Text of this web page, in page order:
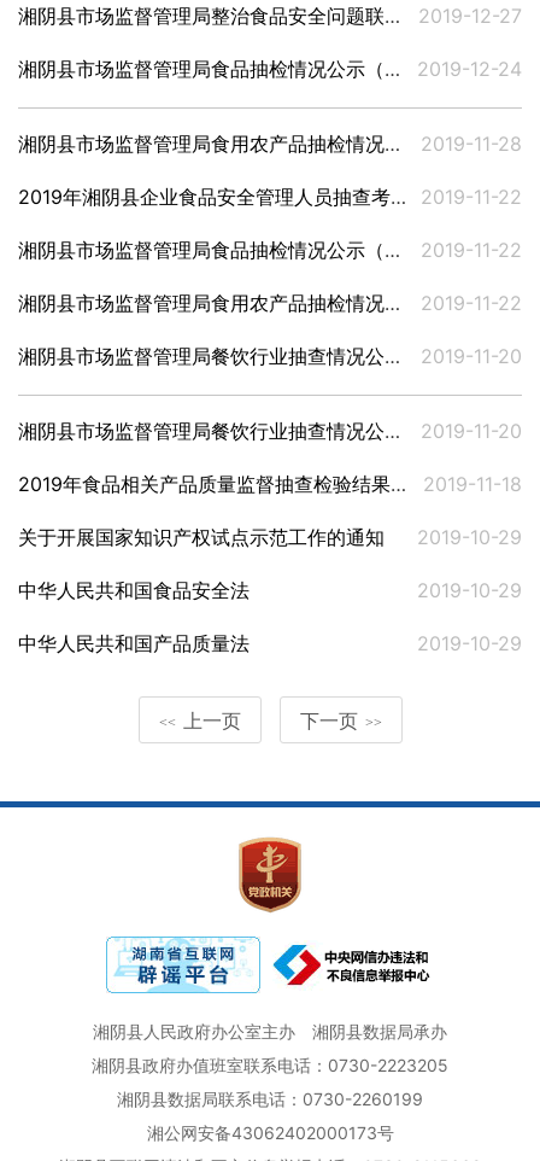
湘阴县市场监督管理局整治食品安全问题联合行动执法典型案例 2019-12-27
湘阴县市场监督管理局食品抽检情况公示（2019年第10批） 2019-12-24
湘阴县市场监督管理局食用农产品抽检情况公示（2019年第3批） 2019-11-28
2019年湘阴县企业食品安全管理人员抽查考核情况 2019-11-22
湘阴县市场监督管理局食品抽检情况公示（2019年第9批） 2019-11-22
湘阴县市场监督管理局食用农产品抽检情况公示（2019年第2批） 2019-11-22
湘阴县市场监督管理局餐饮行业抽查情况公示（2019年第2批） 2019-11-20
湘阴县市场监督管理局餐饮行业抽查情况公示（2019年第1批） 2019-11-20
2019年食品相关产品质量监督抽查检验结果公示 2019-11-18
关于开展国家知识产权试点示范工作的通知 2019-10-29
中华人民共和国食品安全法 2019-10-29
中华人民共和国产品质量法 2019-10-29
<< 上一页 下一页 >>
湘阴县人民政府办公室主办
湘阴县数据局承办
湘阴县政府办值班室联系电话：0730-2223205
湘阴县数据局联系电话：0730-2260199
湘公网安备43062402000173号